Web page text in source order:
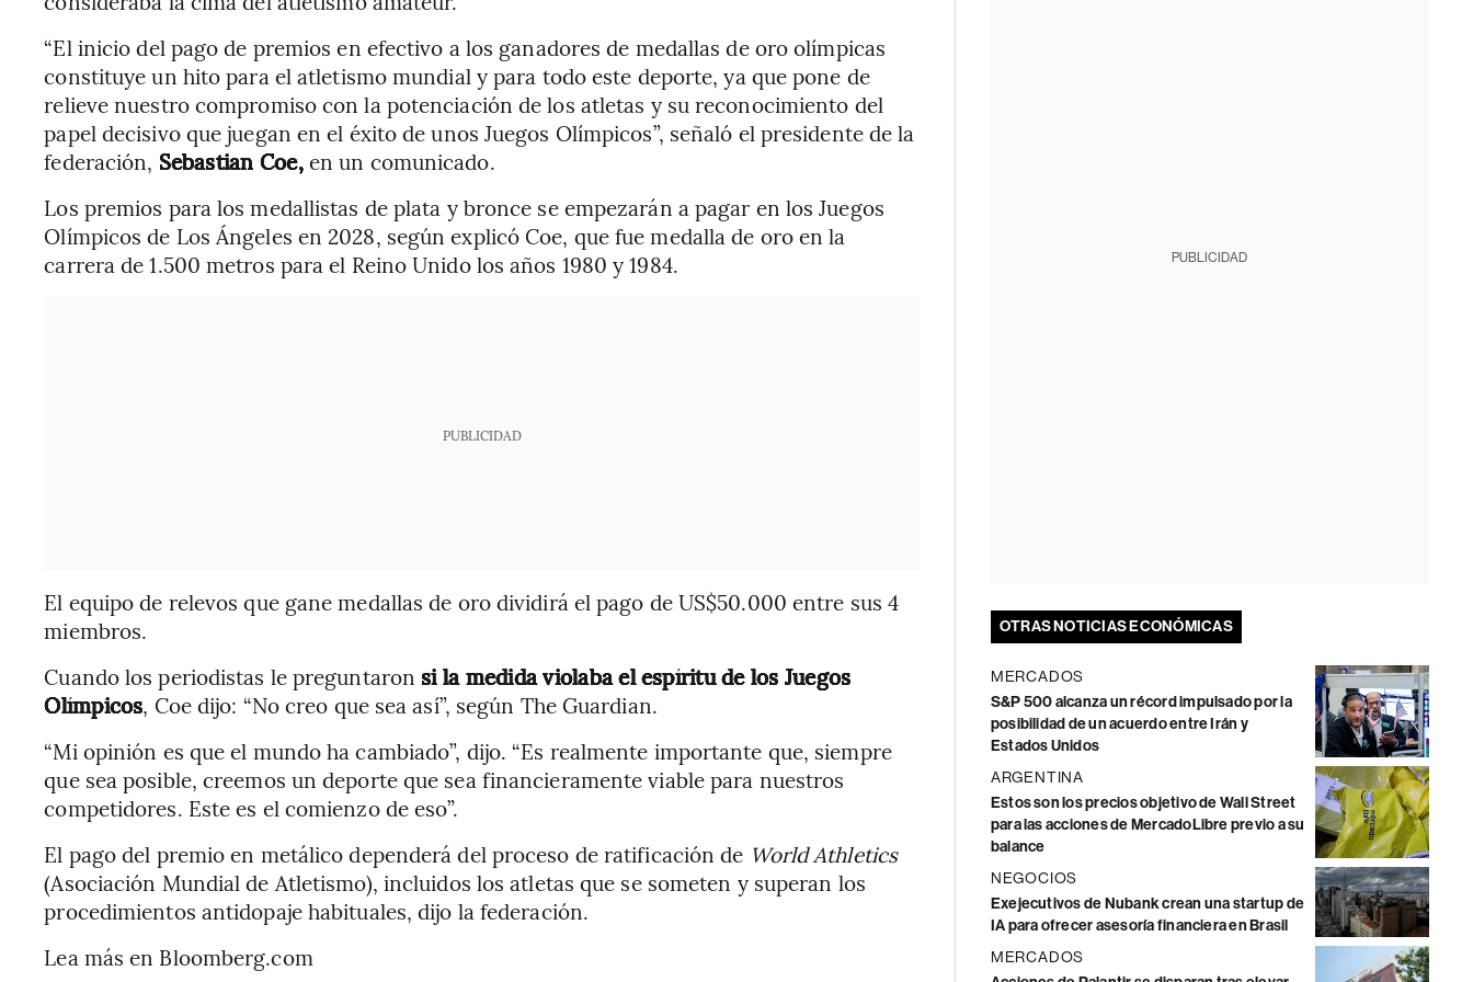
“El inicio del pago de premios en efectivo a los ganadores de medallas de oro olímpicas
constituye un hito para el atletismo mundial y para todo este deporte, ya que pone de
relieve nuestro compromiso con la potenciación de los atletas y su reconocimiento del
papel decisivo que juegan en el éxito de unos Juegos Olímpicos”, señaló el presidente de la
federación, Sebastian Coe,en un comunicado.
Los premios para los medallistas de plata y bronce se empezarán a pagar en los Juegos
Olímpicos de Los Ángeles en 2028, según explicó Coe, que fue medalla de oro en la
carrera de 1.500 metros para el Reino Unido los años 1980 y 1984.
PUBLICIDAD
El equipo de relevos que gane medallas de oro dividirá el pago de US$50.000 entre sus 4
miembros.
Cuando los periodistas le preguntaron si la medida violaba el espíritu de los Juegos
Olímpicos, Coe dijo: “No creo que sea así”, según The Guardian.
“Mi opinión es que el mundo ha cambiado”, dijo. “Es realmente importante que, siempre
que sea posible, creemos un deporte que sea financieramente viable para nuestros
competidores. Este es el comienzo de eso”.
El pago del premio en metálico dependerá del proceso de ratificación de World Athletics
(Asociación Mundial de Atletismo), incluidos los atletas que se someten y superan los
procedimientos antidopaje habituales, dijo la federación.
Lea más en Bloomberg.com
PUBLICIDAD
OTRAS NOTICIAS ECONÓMICAS
MERCADOS
S&P 500 alcanza un récord impulsado por la
posibilidad de un acuerdo entre Irán y
Estados Unidos
ARGENTINA
Estos son los precios objetivo de Wall Street
para las acciones de MercadoLibre previo a su
balance
NEGOCIOS
Exejecutivos de Nubank crean una startup de
IA para ofrecer asesoría financiera en Brasil
MERCADOS